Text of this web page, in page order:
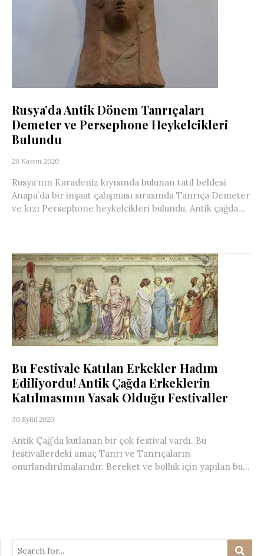
Rusya’da Antik Dönem Tanrıçaları
Demeter ve Persephone Heykelcikleri
Bulundu
20 Kasım 2020
Rusya‘nın Karadeniz kıyısında bulunan tatil beldesi
Anapa’da bir inşaat çalışması sırasında Tanrıça Demeter
ve kızı Persephone heykelcikleri bulundu. Antik çağda...
Bu Festivale Katılan Erkekler Hadım
Ediliyordu! Antik Çağda Erkeklerin
Katılmasının Yasak Olduğu Festivaller
30 Eylül 2020
Antik Çağ’da kutlanan bir çok festival vardı. Bu
festivallerdeki amaç Tanrı ve Tanrıçaların
onurlandırılmalarıdır. Bereket ve bolluk için yapılan bu...